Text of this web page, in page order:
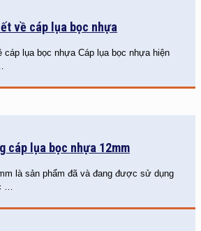
về cáp lụa bọc nhựa
cáp lụa bọc nhựa Cáp lụa bọc nhựa hiện
cáp lụa bọc nhựa 12mm
là sản phẩm đã và đang được sử dụng
…